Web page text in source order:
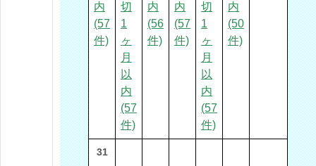
内
(57
件)
切
1
ヶ
月
以
内
(57
件)
内
(56
件)
内
(57
件)
切
1
ヶ
月
以
内
(57
件)
内
(50
件)
31